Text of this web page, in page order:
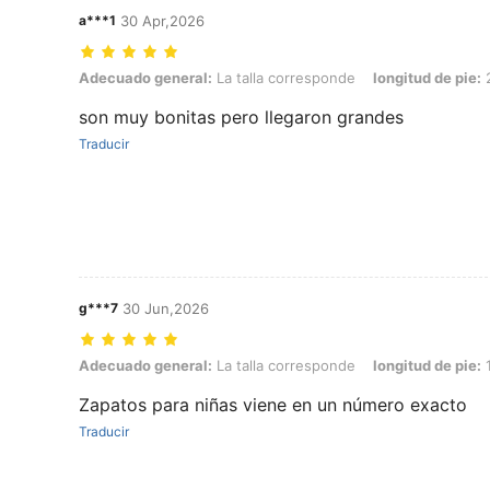
a***1 30 Apr,2026
Adecuado general: La talla corresponde, longitud de pie: 20.0 cm /
Adecuado general: La talla corresponde longitud de pie:
son muy bonitas pero llegaron grandes
Traducir
g***7 30 Jun,2026
Adecuado general: La talla corresponde, longitud de pie: 16.5 cm /
Adecuado general: La talla corresponde longitud de pie:
Zapatos para niñas viene en un número exacto
Traducir